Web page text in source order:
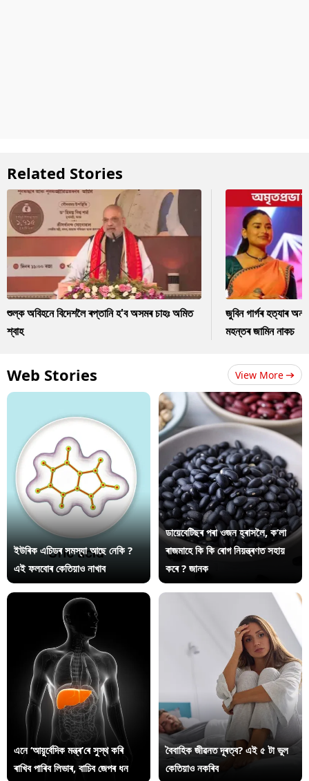
Related Stories
শুল্ক অবিহনে বিদেশলৈ ৰপ্তানি হ'ব অসমৰ চাহঃ অমিত
শ্বাহ
জুবিন গাৰ্গৰ হত্যাৰ
মহন্তৰ জামিন নাকচ
Web Stories View More
ইউৰিক এচিডৰ সমস্যা আছে নেকি ?
এই ফলবোৰ কেতিয়াও নাখাব
ডায়েবেটিছৰ পৰা ওজন হ্ৰাসলৈ, ক’লা
ৰাজমাহে কি কি ৰোগ নিয়ন্ত্ৰণত সহায়
কৰে ? জানক
এনে ‘আয়ুৰ্বেদিক মন্ত্ৰ’ৰে সুস্থ কৰি
ৰাখিব পাৰিব লিভাৰ, বাচিব জেপৰ ধন
বৈবাহিক জীৱনত দূৰত্ব? এই ৫ টা ভুল
কেতিয়াও নকৰিব